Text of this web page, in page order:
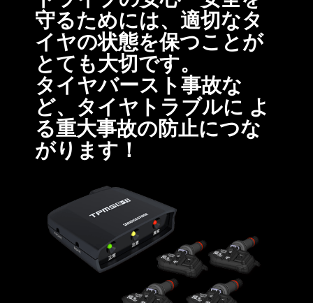
守るためには、適切なタ
イヤの状態を保つことが
とても大切です。
タイヤバースト事故な
ど、タイヤトラブルに よ
る重大事故の防止につな
がります！